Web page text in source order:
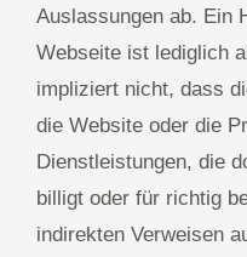
Auslassungen ab. Ein
Webseite ist lediglich
impliziert nicht, dass
die Website oder die
Dienstleistungen, die
billigt oder für richtig
indirekten Verweisen